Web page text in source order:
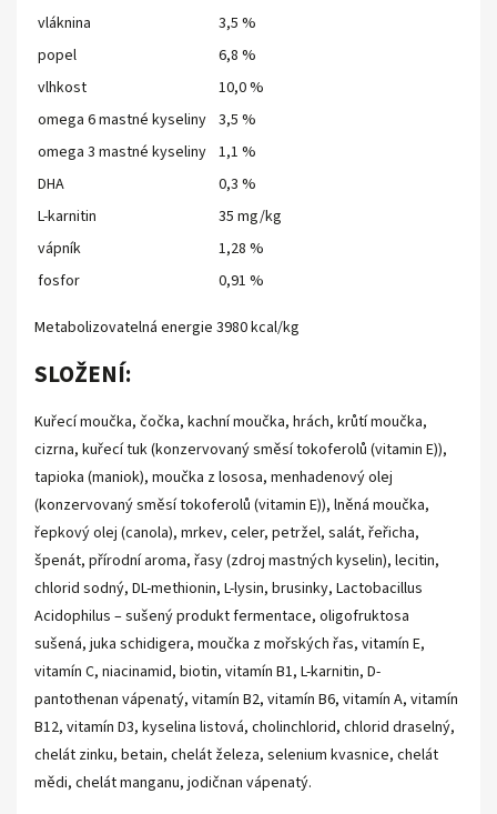
vláknina
3,5 %
popel
6,8 %
vlhkost
10,0 %
omega 6 mastné kyseliny 3,5 %
omega 3 mastné kyseliny 1,1 %
DHA
0,3 %
L-karnitin
35 mg/kg
vápník
1,28 %
fosfor
0,91 %
Metabolizovatelná energie 3980 kcal/kg
SLOŽENÍ:
Kuřecí moučka, čočka, kachní moučka, hrách, krůtí moučka,
cizrna, kuřecí tuk (konzervovaný směsí tokoferolů (vitamin E)),
tapioka (maniok), moučka z lososa, menhadenový olej
(konzervovaný směsí tokoferolů (vitamin E)), lněná moučka,
řepkový olej (canola), mrkev, celer, petržel, salát, řeřicha,
špenát, přírodní aroma, řasy (zdroj mastných kyselin), lecitin,
chlorid sodný, DL-methionin, L-lysin, brusinky, Lactobacillus
Acidophilus – sušený produkt fermentace, oligofruktosa
sušená, juka schidigera, moučka z mořských řas, vitamín E,
vitamín C, niacinamid, biotin, vitamín B1, L-karnitin, D-
pantothenan vápenatý, vitamín B2, vitamín B6, vitamín A, vitamín
B12, vitamín D3, kyselina listová, cholinchlorid, chlorid draselný,
chelát zinku, betain, chelát železa, selenium kvasnice, chelát
mědi, chelát manganu, jodičnan vápenatý.